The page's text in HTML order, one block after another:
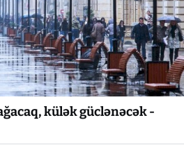
külək güclənəcək -